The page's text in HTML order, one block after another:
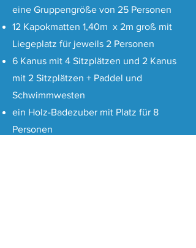
eine Gruppengröße von 25 Personen
12 Kapokmatten 1,40m x 2m groß mit
Liegeplatz für jeweils 2 Personen
6 Kanus mit 4 Sitzplätzen und 2 Kanus
mit 2 Sitzplätzen + Paddel und
Schwimmwesten
ein Holz-Badezuber mit Platz für 8
Personen